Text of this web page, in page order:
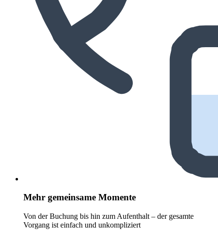
Mehr gemeinsame Momente
Von der Buchung bis hin zum Aufenthalt – der gesamte
Vorgang ist einfach und unkompliziert